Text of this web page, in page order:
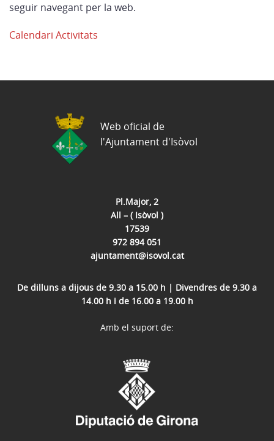
seguir navegant per la web.
Calendari Activitats
Pl.Major, 2
All – ( Isòvol )
17539
972 894 051
ajuntament@isovol.cat
De dilluns a dijous de 9.30 a 15.00 h | Divendres de 9.30 a
14.00 h i de 16.00 a 19.00 h
Web oficial de
l'Ajuntament d'Isòvol
Amb el suport de: